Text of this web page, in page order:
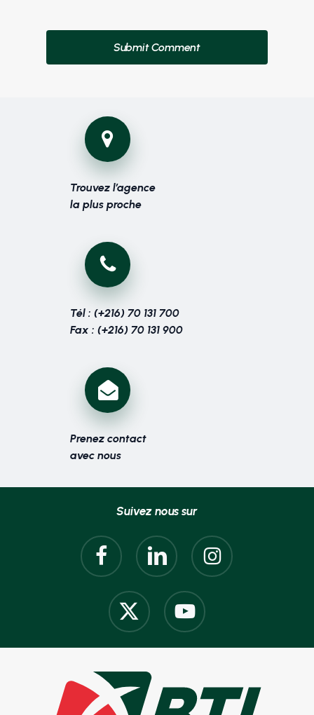
Trouvez l’agence
la plus proche
Tél : (+216) 70 131 700
Fax : (+216) 70 131 900
Prenez contact
avec nous
Suivez nous sur